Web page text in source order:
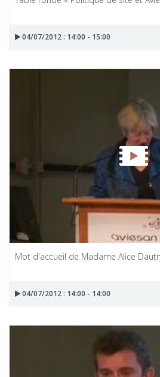
04/07/2012 : 14:00 - 15:00
Mot d'accueil de Madame Alice
04/07/2012 : 14:00 - 14:00